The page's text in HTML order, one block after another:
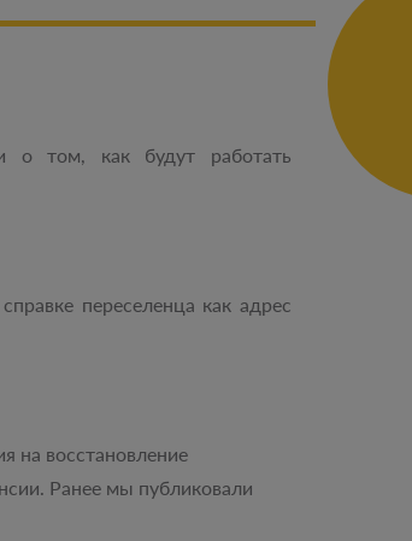
о том, как будут работать
переселенца как адрес
на восстановление
Ранее мы публиковали